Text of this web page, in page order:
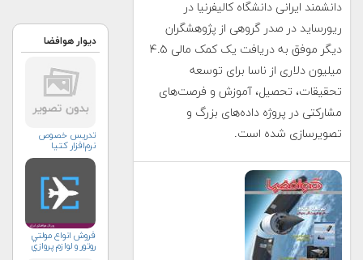
دانشمند ایرانی دانشگاه کالیفرنیا در
ریورساید در صدر گروهی از پژوهشگران
دیگر موفق به دریافت یک کمک مالی ۴.۵
میلیون دلاری از ناسا برای توسعه
تحقیقات، تحصیل، آموزش و فرصت‌های
مشارکتی در پروژه داده‌های بزرگ و
تصویرسازی شده است.
دیوار هوافضا
تدریس خصوص
نرم‌افزار کتیا
فروش انواع مولتي
روتور و لوازم پروازي